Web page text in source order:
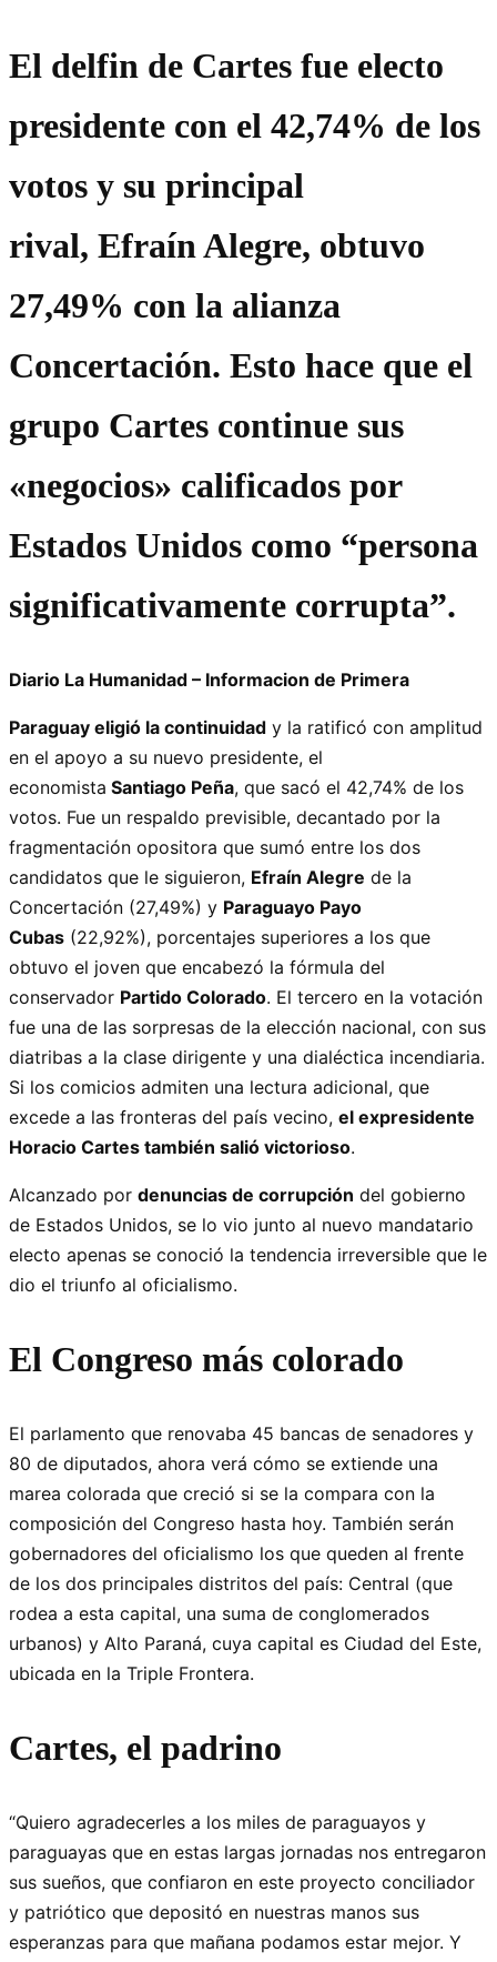
El delfin de Cartes fue electo
presidente con el 42,74% de los
votos y su principal
rival, Efraín Alegre, obtuvo
27,49% con la alianza
Concertación. Esto hace que el
grupo Cartes continue sus
«negocios» calificados por
Estados Unidos como “persona
significativamente corrupta”.
Diario La Humanidad – Informacion de Primera
Paraguay eligió la continuidad y la ratificó con amplitud
en el apoyo a su nuevo presidente, el
economista Santiago Peña, que sacó el 42,74% de los
votos. Fue un respaldo previsible, decantado por la
fragmentación opositora que sumó entre los dos
candidatos que le siguieron, Efraín Alegre de la
Concertación (27,49%) y Paraguayo Payo
Cubas (22,92%), porcentajes superiores a los que
obtuvo el joven que encabezó la fórmula del
conservador Partido Colorado. El tercero en la votación
fue una de las sorpresas de la elección nacional, con sus
diatribas a la clase dirigente y una dialéctica incendiaria.
Si los comicios admiten una lectura adicional, que
excede a las fronteras del país vecino, el expresidente
Horacio Cartes también salió victorioso.
Alcanzado por denuncias de corrupción del gobierno
de Estados Unidos, se lo vio junto al nuevo mandatario
electo apenas se conoció la tendencia irreversible que le
dio el triunfo al oficialismo.
El Congreso más colorado
El parlamento que renovaba 45 bancas de senadores y
80 de diputados, ahora verá cómo se extiende una
marea colorada que creció si se la compara con la
composición del Congreso hasta hoy. También serán
gobernadores del oficialismo los que queden al frente
de los dos principales distritos del país: Central (que
rodea a esta capital, una suma de conglomerados
urbanos) y Alto Paraná, cuya capital es Ciudad del Este,
ubicada en la Triple Frontera.
Cartes, el padrino
“Quiero agradecerles a los miles de paraguayos y
paraguayas que en estas largas jornadas nos entregaron
sus sueños, que confiaron en este proyecto conciliador
y patriótico que depositó en nuestras manos sus
esperanzas para que mañana podamos estar mejor. Y